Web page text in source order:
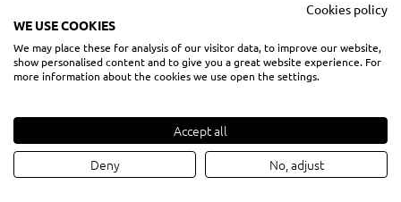
Abbiamo chiesto a Guillermo Carracedo di presentarsi e di
raccontarci cosa fa, cosa fa… e questa è stata la sua
Cookies policy
WE USE COOKIES
We may place these for analysis of our visitor data, to improve our website,
show personalised content and to give you a great website experience. For
more information about the cookies we use open the settings.
Accept all
Deny
No, adjust